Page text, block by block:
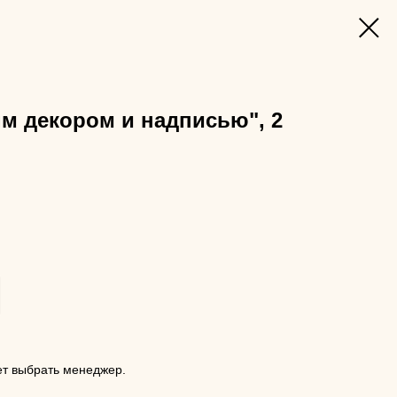
декором и надписью", 2
выбрать менеджер.